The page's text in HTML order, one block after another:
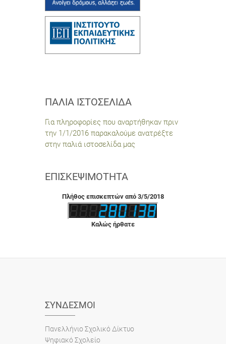
ΠΑΛΙΆ ΙΣΤΟΣΕΛΊΔΑ
Για πληροφορίες που αναρτήθηκαν πριν
την 1/1/2016 παρακαλούμε ανατρέξτε
στην παλιά ιστοσελίδα μας
ΕΠΙΣΚΕΨΙΜΌΤΗΤΑ
Πλήθος επισκεπτών από 3/5/2018
Καλώς ήρθατε
ΣΎΝΔΕΣΜΟΙ
Πανελλήνιο Σχολικό Δίκτυο
Ψηφιακό Σχολείο